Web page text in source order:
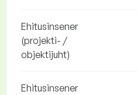
Ehitusinsener
(projekti- /
objektijuht)
Ehitusinsener